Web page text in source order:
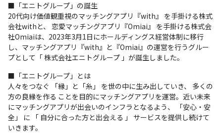
■「エニトグループ」の誕生
20代向け価値観重視のマッチングアプリ『with』 を手掛ける株式
会社withと、 恋愛マッチングアプリ『Omiai』 を手掛ける株式会
社Omiaiは、2023年3月1日にホールディングス経営体制に移行
し、マッチングアプリ『with』と『Omiai』の運営を行うグルー
プとして「 株式会社エニトグループ 」が誕生しました。
■「エニトグループ」とは
人々をつなぐ 「縁」と「糸」 を世の中に生み出していき、 多くの
方の良縁を作る ことを目的にマッチングアプリを運営。近い未来
にマッチングアプリが出会いのインフラとなるよう、 「安心・安
全」 に 「 自分に合った方と出会える 」 サービスを提供し続けて
いきます。